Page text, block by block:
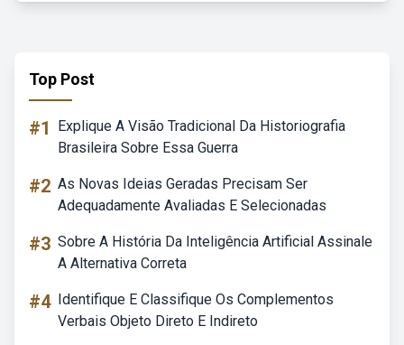
Top Post
#1
Explique A Visão Tradicional Da Historiografia
Brasileira Sobre Essa Guerra
#2 As Novas Ideias Geradas Precisam Ser
Adequadamente Avaliadas E Selecionadas
#3 Sobre A História Da Inteligência Artificial Assinale
A Alternativa Correta
#4 Identifique E Classifique Os Complementos
Verbais Objeto Direto E Indireto